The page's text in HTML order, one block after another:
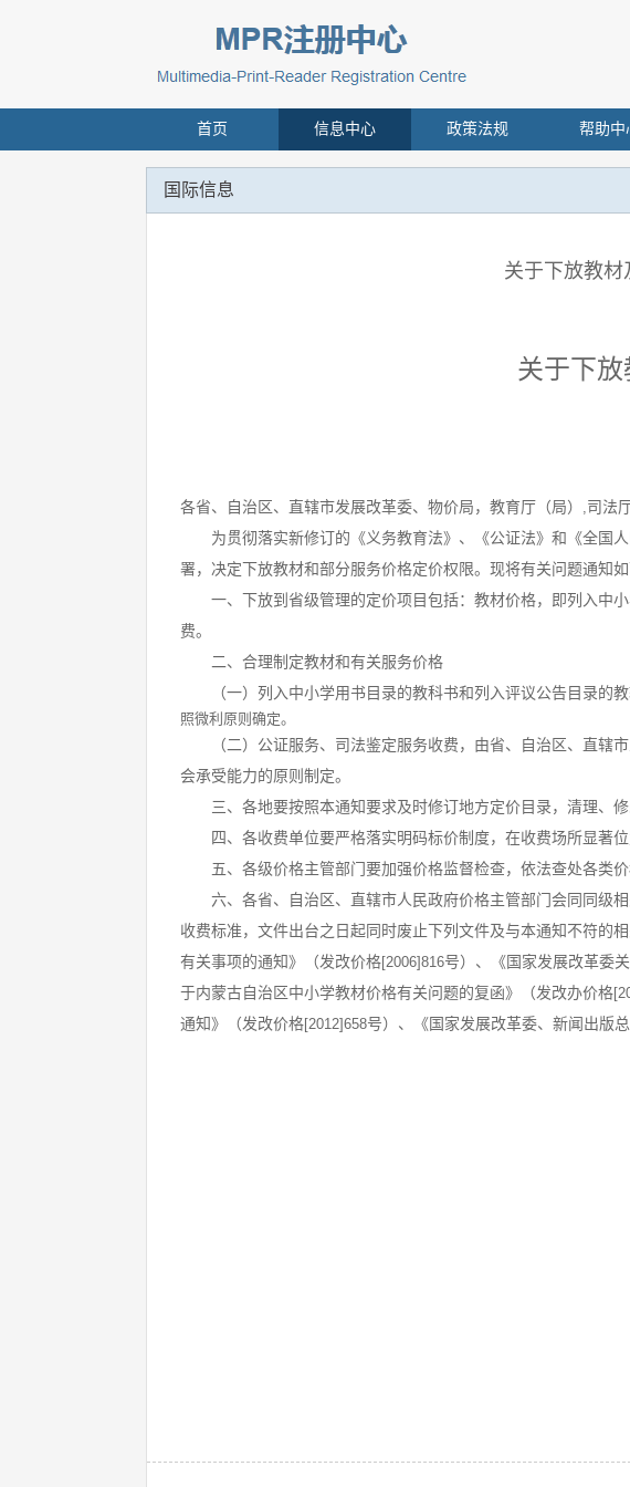
首页 信息中心 政策法规 帮助中
国际信息
关于下放教材
关于下
各省、自治区、直辖市发展改革委、物价局，教育厅（局） ,司法
为贯彻落实新修订的《义务教育法》、《公证法》和《全国人
署，决定下放教材和部分服务价格定价权限。现将有关问题通知如
一、下放到省级管理的定价项目包括：教材价格，即列入中小
费。
二、合理制定教材和有关服务价格
（一）列入中小学用书目录的教科书和列入评议公告目录的
照微利原则确定。
（二）公证服务、司法鉴定服务收费，由省、自治区、直辖市
会承受能力的原则制定。
三、各地要按照本通知要求及时修订地方定价目录，清理、修
四、各收费单位要严格落实明码标价制度，在收费场所显著位
五、各级价格主管部门要加强价格监督检查，依法查处各类价
六、各省、自治区、直辖市人民政府价格主管部门会同同级相
收费标准，文件出台之日起同时废止下列文件及与本通知不符的
有关事项的通知》（发改价格[2006]816号）、《国家发展改革委
于内蒙古自治区中小学教材价格有关问题的复函》（发改办价格
通知》（发改价格[2012]658号）、《国家发展改革委、新闻出版
新